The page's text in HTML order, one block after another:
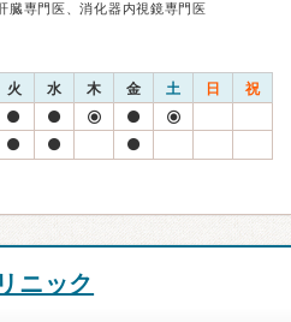
臓専門医、消化器内視鏡専門医
火 水 木 金 土 日 祝
ニック